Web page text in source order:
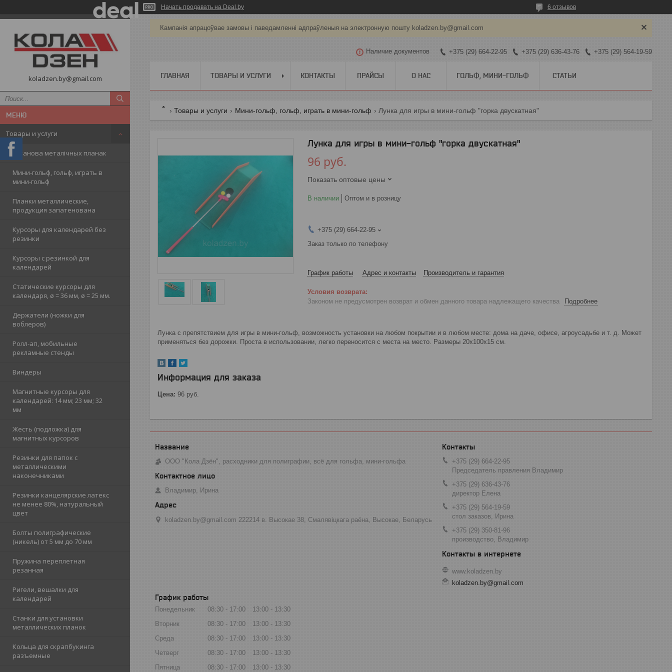
Начать продавать на Deal.by 6 отзывов
koladzen.by@gmail.com
Товары и услуги
Ўстанова металічных планак
Мини-гольф, гольф, играть в
мини-гольф
Планки металлические,
продукция запатенована
Курсоры для календарей без
резинки
Курсоры с резинкой для
календарей
Статические курсоры для
календаря, ø = 36 мм, ø = 25 мм.
Держатели (ножки для
воблеров)
Ролл-ап, мобильные
рекламные стенды
Виндеры
Магнитные курсоры для
календарей: 14 мм; 23 мм; 32
мм
Жесть (подложка) для
магнитных курсоров
Резинки для папок с
металлическими
наконечниками
Резинки канцелярские латекс
не менее 80%, натуральный
цвет
Болты полиграфические
(никель) от 5 мм до 70 мм
Пружина переплетная
резанная
Ригели, вешалки для
календарей
Станки для установки
металлических планок
Кольца для скрапбукинга
разъемные
Кампанія апрацоўвае замовы і паведамленні адпраўленыя на электронную пошту koladzen.by@gmail.com
Наличие документов +375 (29) 664-22-95 +375 (29) 636-43-76 +375 (29) 564-19-59
ГЛАВНАЯ ТОВАРЫ И УСЛУГИ КОНТАКТЫ ПРАЙСЫ О НАС ГОЛЬФ, МИНИ-ГОЛЬФ СТАТЬИ
Товары и услуги Мини-гольф, гольф, играть в мини-гольф Лунка для игры в мини-гольф "горка двускатная"
Лунка для игры в мини-гольф "горка двускатная"
96 руб.
Показать оптовые цены
В наличии Оптом и в розницу
+375 (29) 664-22-95
Заказ только по телефону
График работы Адрес и контакты Производитель и гарантия
Законом не предусмотрен возврат и обмен данного товара надлежащего качества Подробнее
Лунка с препятствием для игры в мини-гольф, возможность установки на любом покрытии и в любом месте: дома на даче, офисе, агроусадьбе и т. д. Может
применяться без дорожки. Проста в использовании, легко переносится с места на место. Размеры 20х100х15 см.
Информация для заказа
Цена: 96 руб.
ООО "Кола Дзён", расходники для полиграфии, всё для гольфа, мини-гольфа
Владимир, Ирина
koladzen.by@gmail.com 222214 в. Высокае 38, Смалявіцкага раёна, Высокае, Беларусь
+375 (29) 664-22-95
Председатель правления Владимир
+375 (29) 636-43-76
директор Елена
+375 (29) 564-19-59
стол заказов, Ирина
+375 (29) 350-81-96
производство, Владимир
www.koladzen.by
koladzen.by@gmail.com
График работы
Понедельник 08:30 17:00 13:00
13:30
Вторник
08:30 17:00 13:00
13:30
Среда
08:30 17:00 13:00
13:30
Четверг
08:30 17:00 13:00
13:30
Пятница
08:30 17:00 13:00
13:30